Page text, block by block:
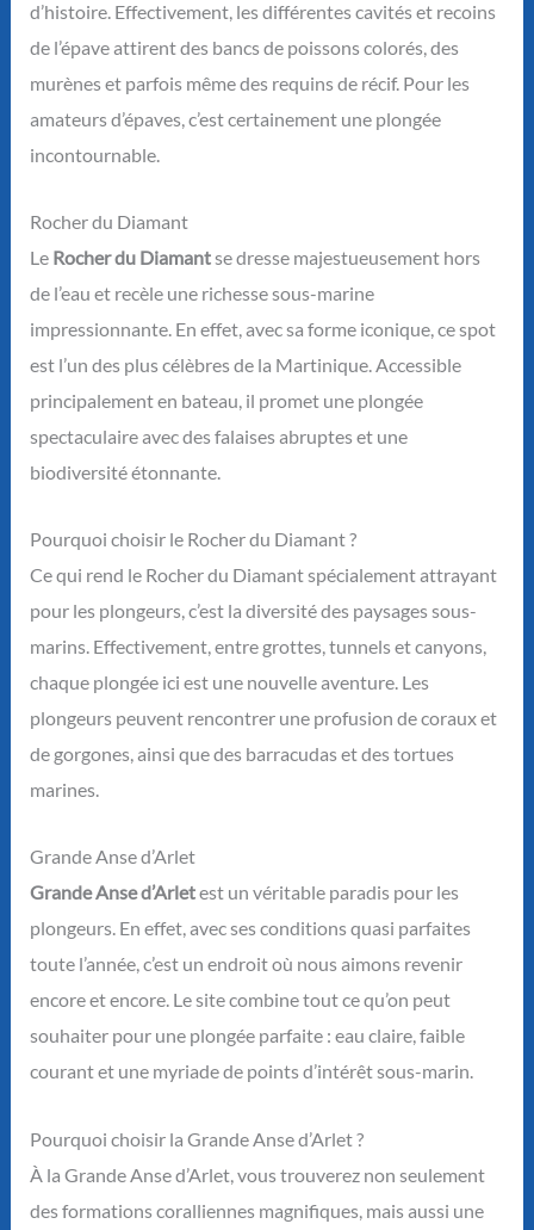
d’histoire. Effectivement, les différentes cavités et recoins
de l’épave attirent des bancs de poissons colorés, des
murènes et parfois même des requins de récif. Pour les
amateurs d’épaves, c’est certainement une plongée
incontournable.
Rocher du Diamant
Le Rocher du Diamantse dresse majestueusement hors
de l’eau et recèle une richesse sous-marine
impressionnante. En effet, avec sa forme iconique, ce spot
est l’un des plus célèbres de la Martinique. Accessible
principalement en bateau, il promet une plongée
spectaculaire avec des falaises abruptes et une
biodiversité étonnante.
Pourquoi choisir le Rocher du Diamant ?
Ce qui rend le Rocher du Diamant spécialement attrayant
pour les plongeurs, c’est la diversité des paysages sous-
marins. Effectivement, entre grottes, tunnels et canyons,
chaque plongée ici est une nouvelle aventure. Les
plongeurs peuvent rencontrer une profusion de coraux et
de gorgones, ainsi que des barracudas et des tortues
marines.
Grande Anse d’Arlet
Grande Anse d’Arletest un véritable paradis pour les
plongeurs. En effet, avec ses conditions quasi parfaites
toute l’année, c’est un endroit où nous aimons revenir
encore et encore. Le site combine tout ce qu’on peut
souhaiter pour une plongée parfaite : eau claire, faible
courant et une myriade de points d’intérêt sous-marin.
Pourquoi choisir la Grande Anse d’Arlet ?
À la Grande Anse d’Arlet, vous trouverez non seulement
des formations coralliennes magnifiques, mais aussi une